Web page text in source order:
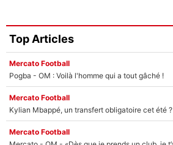
Top Articles
Mercato Football
Pogba - OM : Voilà l'homme qui a tout gâché !
Mercato Football
Kylian Mbappé, un transfert obligatoire cet été ?
Mercato Football